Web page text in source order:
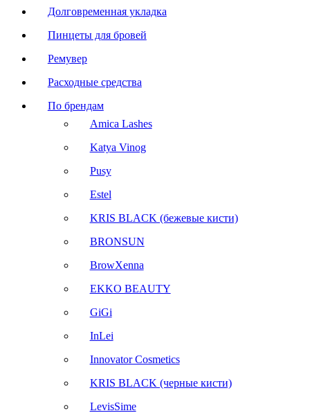
Долговременная укладка
Пинцеты для бровей
Ремувер
Расходные средства
По брендам
Amica Lashes
Katya Vinog
Pusy
Estel
KRIS BLACK (бежевые кисти)
BRONSUN
BrowXenna
EKKO BEAUTY
GiGi
InLei
Innovator Cosmetics
KRIS BLACK (черные кисти)
LevisSime